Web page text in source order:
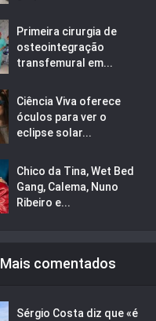
Primeira cirurgia de
osteointegração
transfemural em...
Ciência Viva oferece
óculos para ver o
eclipse solar...
Chico da Tina, Wet Bed
Gang, Calema, Nuno
Ribeiro e...
Mais comentados
Sérgio Costa diz que «é